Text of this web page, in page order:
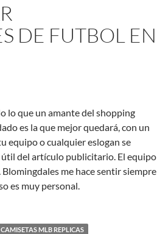
DE FUTBOL EN
lo que un amante del shopping
es la que mejor quedará, con un
equipo o cualquier eslogan se
del artículo publicitario. El equipo
me hace sentir siempre
es muy personal.
CAMISETAS MLB REPLICAS